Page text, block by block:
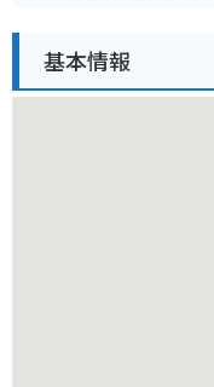
おり、風味豊かなそば
ともできます。
基本情報